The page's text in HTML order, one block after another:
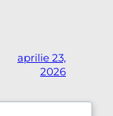
aprilie 23,
2026